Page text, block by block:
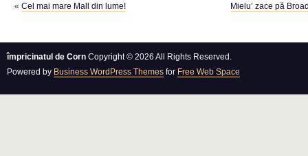
«Cel mai mare Mall din lume! Mielu’ zace pă
împricinatul de Corn Copyright © 2026 All Rights Reserved.
Powered by Business WordPress Themes for Free Web Space